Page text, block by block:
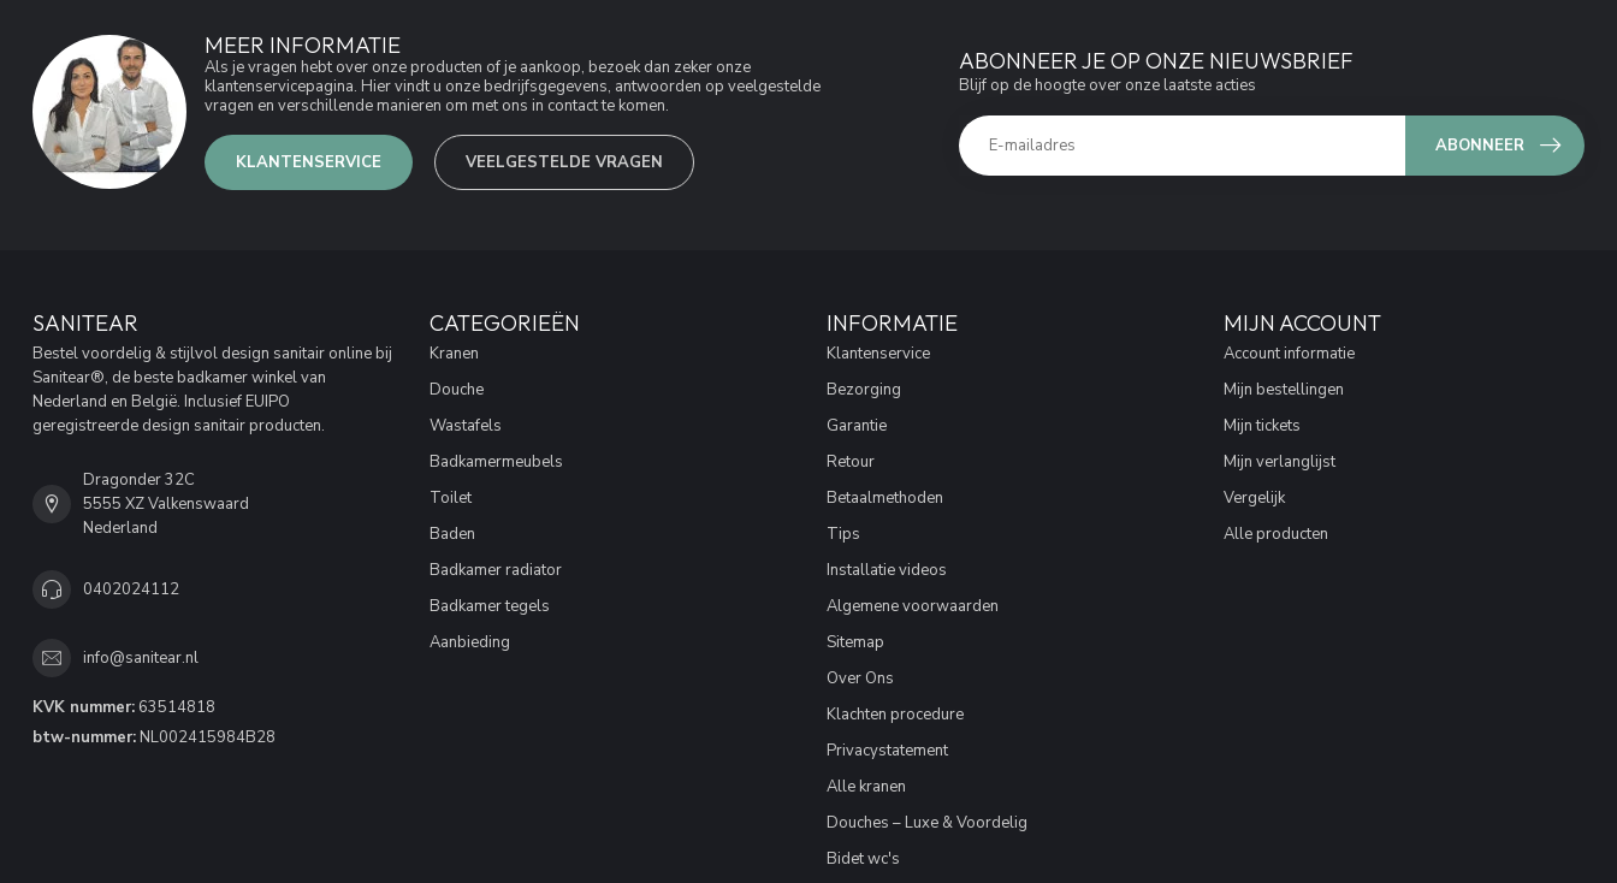
MEER INFORMATIE
Als je vragen hebt over onze producten of je aankoop, bezoek dan zeker onze
klantenservicepagina. Hier vindt u onze bedrijfsgegevens, antwoorden op veelgestelde
vragen en verschillende manieren om met ons in contact te komen.
KLANTENSERVICE VEELGESTELDE VRAGEN
ABONNEER JE OP ONZE NIEUWSBRIEF
Blijf op de hoogte over onze laatste acties
ABONNEER
SANITEAR
Bestel voordelig & stijlvol design sanitair online bij
Sanitear®, de beste badkamer winkel van
Nederland en België. Inclusief EUIPO
geregistreerde design sanitair producten.
Dragonder 32C
5555 XZ Valkenswaard
Nederland
0402024112
info@sanitear.nl
KVK nummer: 63514818
btw-nummer: NL002415984B28
CATEGORIEËN
Kranen
Douche
Wastafels
Badkamermeubels
Toilet
Baden
Badkamer radiator
Badkamer tegels
Aanbieding
INFORMATIE
Klantenservice
Bezorging
Garantie
Retour
Betaalmethoden
Tips
Installatie videos
Algemene voorwaarden
Sitemap
Over Ons
Klachten procedure
Privacystatement
Alle kranen
Douches – Luxe & Voordelig
Bidet wc's
MIJN ACCOUNT
Account informatie
Mijn bestellingen
Mijn tickets
Mijn verlanglijst
Vergelijk
Alle producten